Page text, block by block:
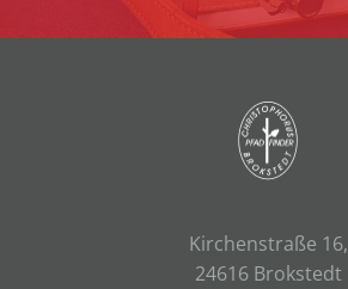
Kirchenstraße 16,
24616 Brokstedt